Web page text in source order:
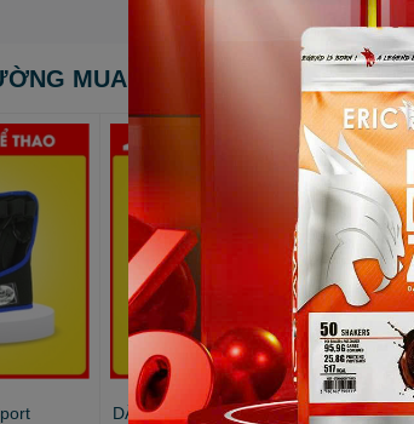
MUA CÙNG
DÂY QUẤN CỔ TAY